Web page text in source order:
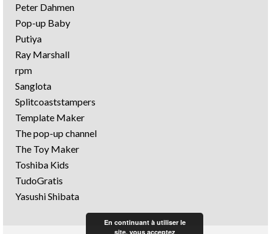
Peter Dahmen
Pop-up Baby
Putiya
Ray Marshall
rpm
Sanglota
Splitcoaststampers
Template Maker
The pop-up channel
The Toy Maker
Toshiba Kids
TudoGratis
Yasushi Shibata
En continuant à utiliser le
site, vous acceptez